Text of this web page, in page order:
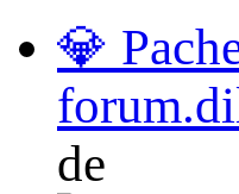
💎
de